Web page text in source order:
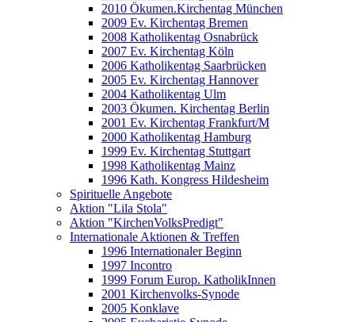
2010 Ökumen.Kirchentag München
2009 Ev. Kirchentag Bremen
2008 Katholikentag Osnabrück
2007 Ev. Kirchentag Köln
2006 Katholikentag Saarbrücken
2005 Ev. Kirchentag Hannover
2004 Katholikentag Ulm
2003 Ökumen. Kirchentag Berlin
2001 Ev. Kirchentag Frankfurt/M
2000 Katholikentag Hamburg
1999 Ev. Kirchentag Stuttgart
1998 Katholikentag Mainz
1996 Kath. Kongress Hildesheim
Spirituelle Angebote
Aktion "Lila Stola"
Aktion "KirchenVolksPredigt"
Internationale Aktionen & Treffen
1996 Internationaler Beginn
1997 Incontro
1999 Forum Europ. KatholikInnen
2001 Kirchenvolks-Synode
2005 Konklave